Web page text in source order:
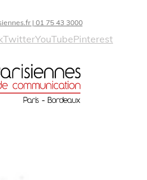
| 01 75 43 3000
TwitterYouTubePinterest